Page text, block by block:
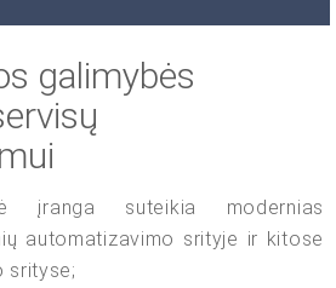
galimybės
įranga suteikia modernias
automatizavimo srityje ir kitose
srityse;